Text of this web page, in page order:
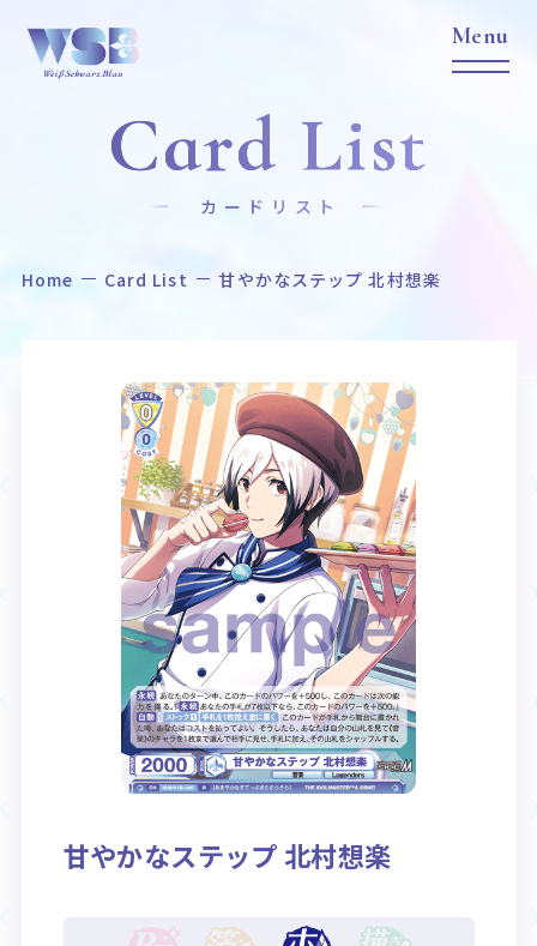
Home News
作品タイトル 商品情報
Event
イベント
Card List
カードリスト
Rule / Q&A
ルール/Q&A
Deck Recipe
デッキレシピ
Card List
カードリスト
Home Card List 甘やかなステップ 北村想楽
甘やかなステップ 北村想楽